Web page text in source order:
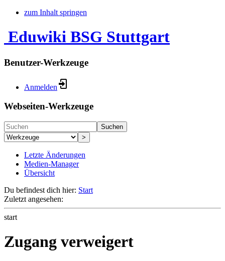
zum Inhalt springen
Eduwiki BSG Stuttgart
Benutzer-Werkzeuge
Anmelden
Webseiten-Werkzeuge
Suchen
>
Letzte Änderungen
Medien-Manager
Übersicht
Du befindest dich hier: Start
Zuletzt angesehen:
start
Zugang verweigert